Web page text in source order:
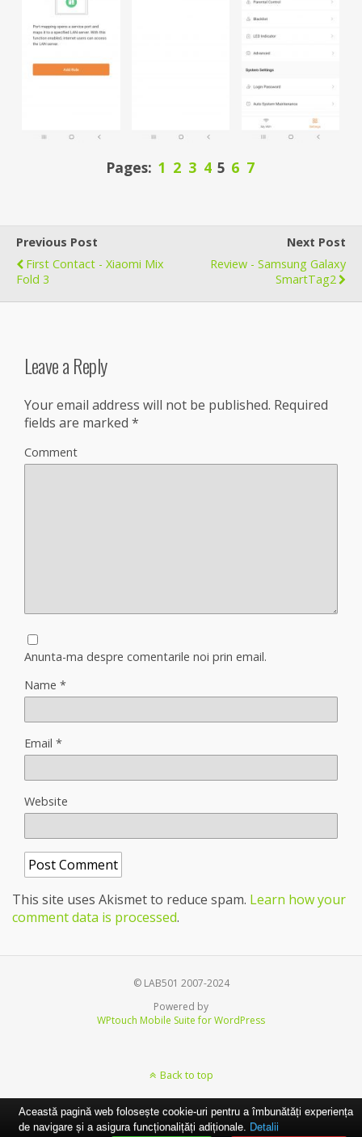
Pages: 1 2 3 4 5 6 7
Previous Post
First Contact - Xiaomi Mix
Fold 3
Next Post
Review - Samsung Galaxy
SmartTag2
Leave a Reply
Your email address will not be published. Required
fields are marked *
Comment
Anunta-ma despre comentarile noi prin email.
Name *
Email *
Website
This site uses Akismet to reduce spam. Learn how your
comment data is processed.
© LAB501 2007-2024
Powered by
WPtouch Mobile Suite for WordPress
Back to top
Această pagină web folosește cookie-uri pentru a îmbunătăți experiența
de navigare și a asigura funcționalițăți adiționale. Detalii